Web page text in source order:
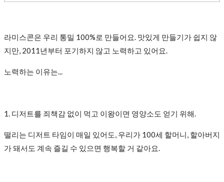
라미스콘은 우리 통밀 100%로 만들어요. 맛있게 만들기가 쉽지 않
지만, 2011년부터 포기하지 않고 노력하고 있어요.
노력하는 이유는...
1. 디저트를 죄책감 없이 먹고 이왕이면 영양소도 얻기 위해.
떨리는 디저트 타임이 매일 있어도, 우리가 100세 할머니, 할아버지
가 돼서도 계속 즐길 수 있으면 행복할 거 같아요.